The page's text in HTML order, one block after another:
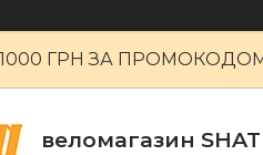
ГРН ЗА ПРОМОКОДОМ
веломагазин